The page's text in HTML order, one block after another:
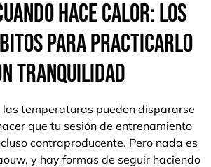
hace calor: los
para practicarlo
tranquilidad
las temperaturas pueden dispararse
que tu sesión de entrenamiento
contraproducente. Pero nada es
y hay formas de seguir haciendo